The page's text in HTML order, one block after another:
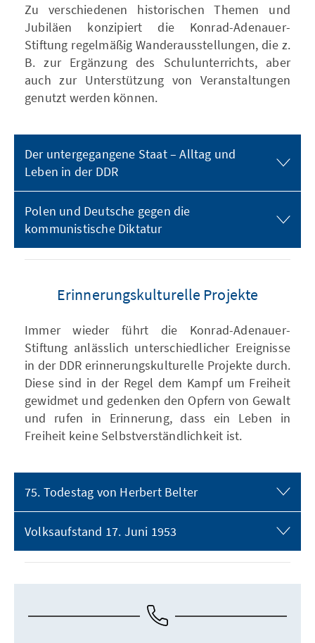
Zu verschiedenen historischen Themen und
Jubiläen konzipiert die Konrad-Adenauer-
Stiftung regelmäßig Wanderausstellungen, die z.
B. zur Ergänzung des Schulunterrichts, aber
auch zur Unterstützung von Veranstaltungen
genutzt werden können.
Der untergegangene Staat – Alltag und
Leben in der DDR
Polen und Deutsche gegen die
kommunistische Diktatur
Erinnerungskulturelle Projekte
Immer wieder führt die Konrad-Adenauer-
Stiftung anlässlich unterschiedlicher Ereignisse
in der DDR erinnerungskulturelle Projekte durch.
Diese sind in der Regel dem Kampf um Freiheit
gewidmet und gedenken den Opfern von Gewalt
und rufen in Erinnerung, dass ein Leben in
Freiheit keine Selbstverständlichkeit ist.
75. Todestag von Herbert Belter
Volksaufstand 17. Juni 1953